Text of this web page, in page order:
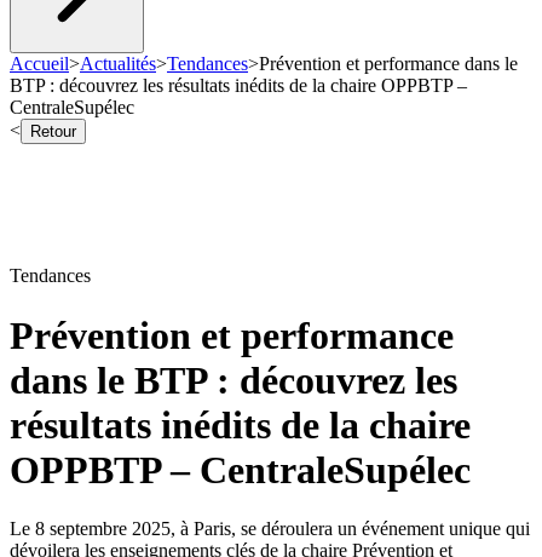
Accueil>Actualités>Tendances>Prévention et performance dans le
BTP : découvrez les résultats inédits de la chaire OPPBTP –
CentraleSupélec
<
Retour
Tendances
Prévention et performance
dans le BTP : découvrez les
résultats inédits de la chaire
OPPBTP – CentraleSupélec
Le 8 septembre 2025, à Paris, se déroulera un événement unique qui
dévoilera les enseignements clés de la chaire Prévention et